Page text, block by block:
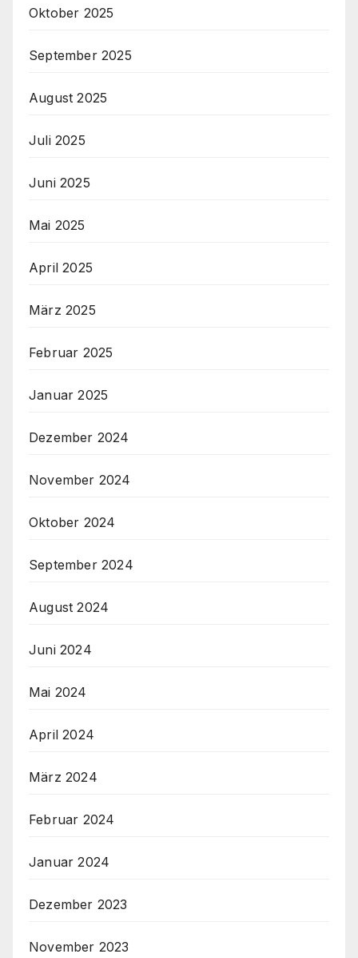
Oktober 2025
September 2025
August 2025
Juli 2025
Juni 2025
Mai 2025
April 2025
März 2025
Februar 2025
Januar 2025
Dezember 2024
November 2024
Oktober 2024
September 2024
August 2024
Juni 2024
Mai 2024
April 2024
März 2024
Februar 2024
Januar 2024
Dezember 2023
November 2023